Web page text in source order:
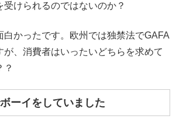
受けられるのではないのか？
白かったです。欧州では独禁法でGAFA
が、消費者はいったいどちらを求めて
？
ーイをしていました